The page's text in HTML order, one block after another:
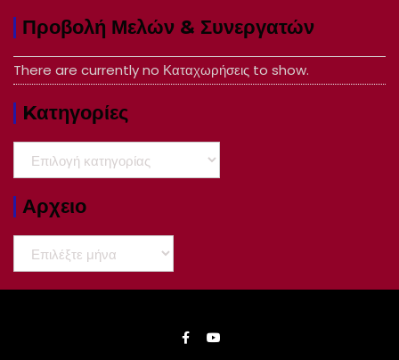
Προβολή Μελών & Συνεργατών
There are currently no Καταχωρήσεις to show.
Kατηγορίες
Αρχειο